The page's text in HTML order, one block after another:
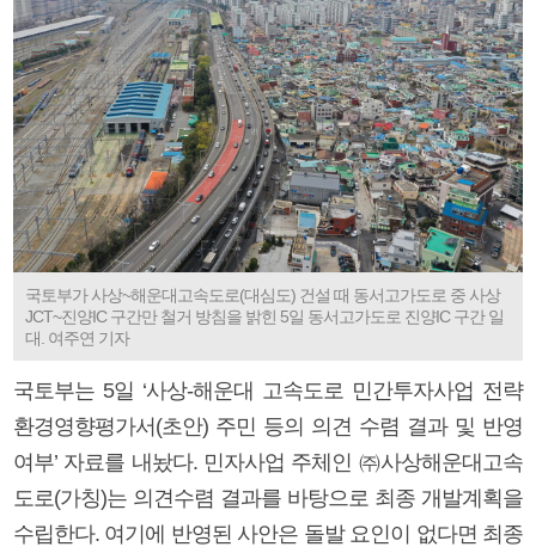
국토부가 사상~해운대고속도로(대심도) 건설 때 동서고가도로 중 사상
JCT~진양IC 구간만 철거 방침을 밝힌 5일 동서고가도로 진양IC 구간 일
대. 여주연 기자
국토부는 5일 ‘사상-해운대 고속도로 민간투자사업 전략
환경영향평가서(초안) 주민 등의 의견 수렴 결과 및 반영
여부’ 자료를 내놨다. 민자사업 주체인 ㈜사상해운대고속
도로(가칭)는 의견수렴 결과를 바탕으로 최종 개발계획을
수립한다. 여기에 반영된 사안은 돌발 요인이 없다면 최종